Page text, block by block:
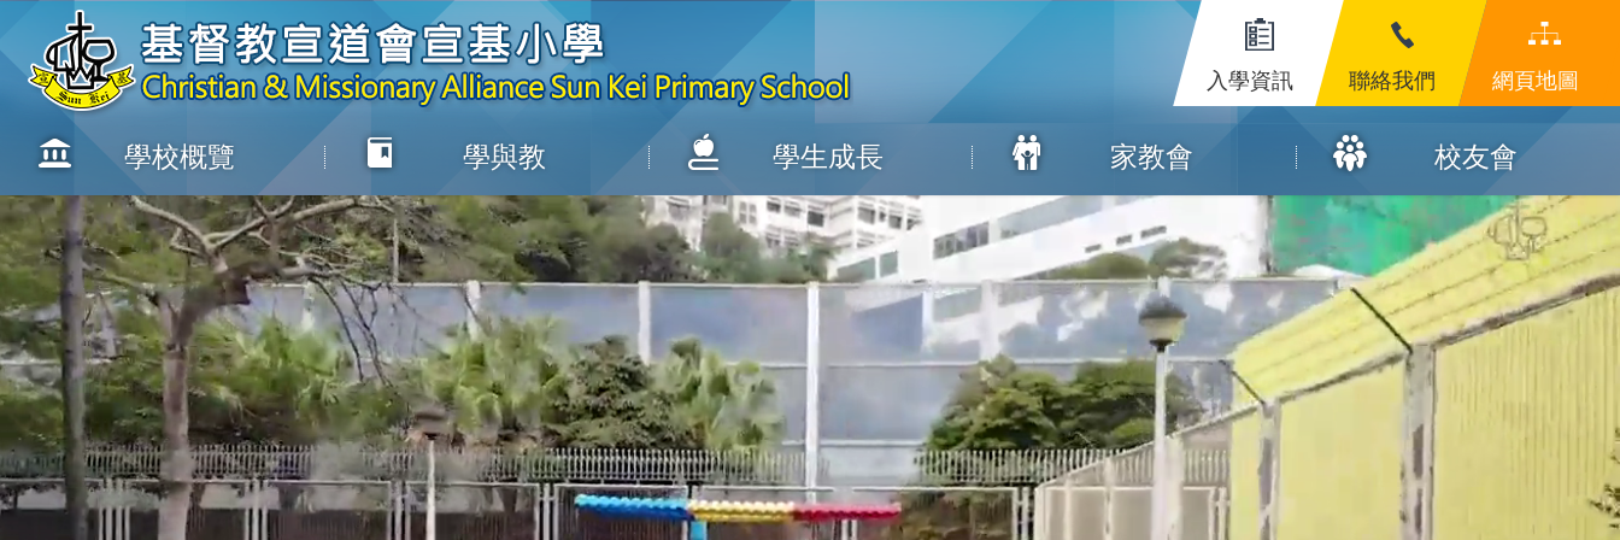
入學資訊 聯絡我們 網頁地圖
學校概覽 學與教 學生成長 家教會 校友會